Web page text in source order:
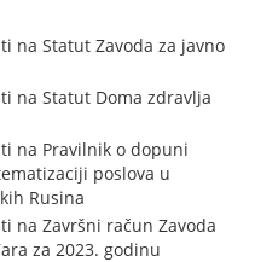
na Statut Zavoda za javno
na Statut Doma zdravlja
na Pravilnik o dopuni
poslova u
Rusina
na Završni račun Zavoda
za 2023. godinu